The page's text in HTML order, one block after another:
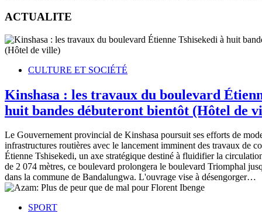
ACTUALITE
CULTURE ET SOCIÉTÉ
Kinshasa : les travaux du boulevard
huit bandes débuteront bientôt (Hôtel de
Le Gouvernement provincial de Kinshasa poursuit ses efforts de
infrastructures routières avec le lancement imminent des travaux de
Étienne Tshisekedi, un axe stratégique destiné à fluidifier la
de 2 074 mètres, ce boulevard prolongera le boulevard Triomphal
dans la commune de Bandalungwa. L'ouvrage vise à désengorger…
SPORT